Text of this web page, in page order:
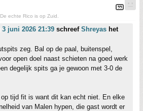
De echte Rico is op Zuid.
juni 2026 21:39 schreef Shreyas het
zeg. Bal op de paal, buitenspel,
open doel naast schieten na goed werk
degelijk spits ga je gewoon met 3-0 de
op tijd fit is want dit kan echt niet. En elke
van Malen hypen, die gast wordt er